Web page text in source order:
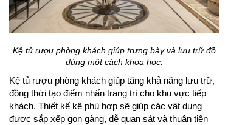
Kệ tủ rượu phòng khách giúp trưng bày và lưu trữ đồ
dùng một cách khoa học.
Kệ tủ rượu phòng khách giúp tăng khả năng lưu trữ,
đồng thời tạo điểm nhấn trang trí cho khu vực tiếp
khách. Thiết kế kệ phù hợp sẽ giúp các vật dụng
được sắp xếp gọn gàng, dễ quan sát và thuận tiện